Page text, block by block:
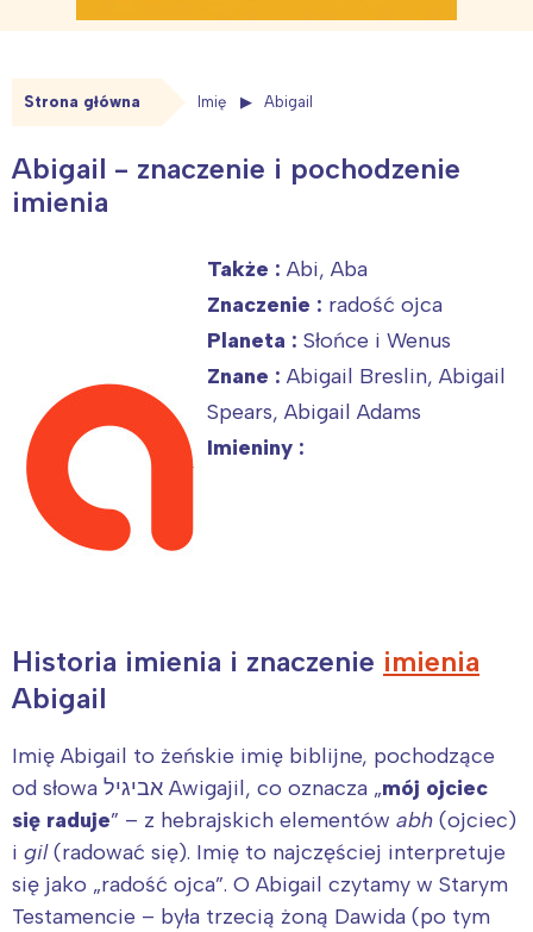
Strona główna Imię Abigail
Abigail - znaczenie i pochodzenie
imienia
Także : Abi, Aba
Znaczenie : radość ojca
Planeta : Słońce i Wenus
Znane : Abigail Breslin, Abigail
Spears, Abigail Adams
Imieniny :
Historia imienia i znaczenie imienia
Abigail
Imię Abigail to żeńskie imię biblijne, pochodzące
od słowa אביגיל Awigajil, co oznacza „mój ojciec
się raduje” – z hebrajskich elementów abh (ojciec)
i gil(radować się). Imię to najczęściej interpretuje
się jako „radość ojca”. O Abigail czytamy w Starym
Testamencie – była trzecią żoną Dawida (po tym